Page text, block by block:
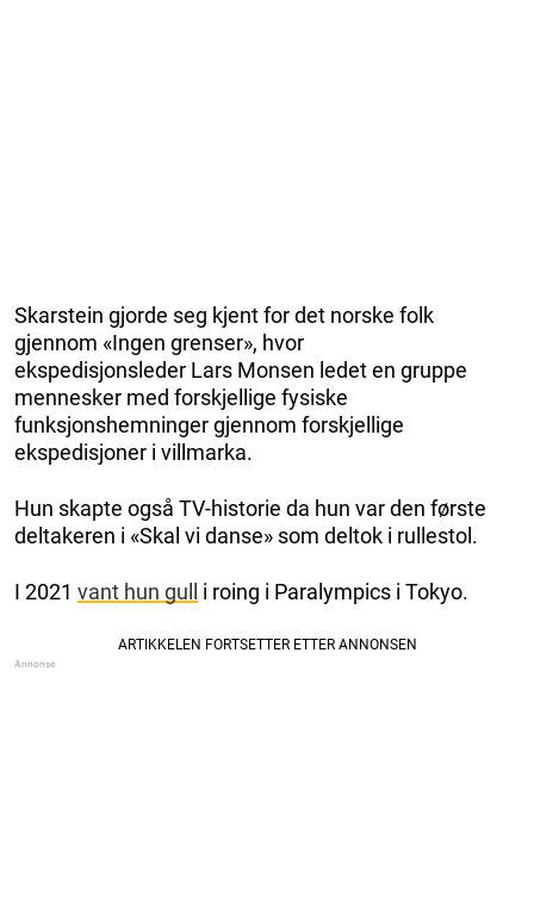
Skarstein gjorde seg kjent for det norske folk
gjennom «Ingen grenser», hvor
ekspedisjonsleder Lars Monsen ledet en gruppe
mennesker med forskjellige fysiske
funksjonshemninger gjennom forskjellige
ekspedisjoner i villmarka.
Hun skapte også TV-historie da hun var den første
deltakeren i «Skal vi danse» som deltok i rullestol.
I 2021 vant hun gull i roing i Paralympics i Tokyo.